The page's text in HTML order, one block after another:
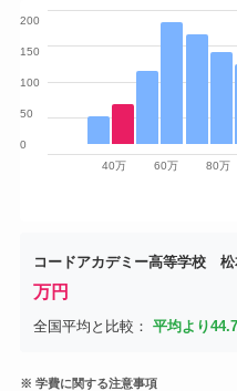
0
50
100
150
200
40万 60万 80万
コードアカデミー高等学校 松
万円
全国平均と比較： 平均より
※ 学費に関する注意事項